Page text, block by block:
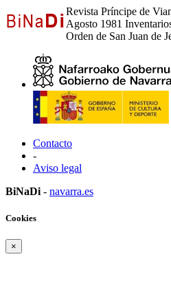
Revista Príncipe de
Agosto 1981
Orden de San Juan de
Contacto
-
Aviso legal
BiNaDi - navarra.es
Cookies
×